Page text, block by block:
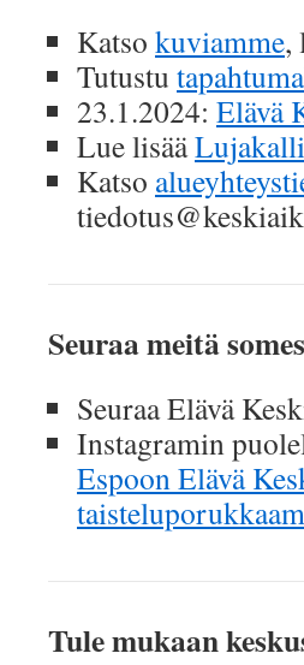
Katso kuviamme,
Tutustu
23.1.2024: Elävä
Lue lisää
Katso
Seuraa meitä
Seuraa Elävä
Instagramin
Espoon Elävä
Tule mukaan